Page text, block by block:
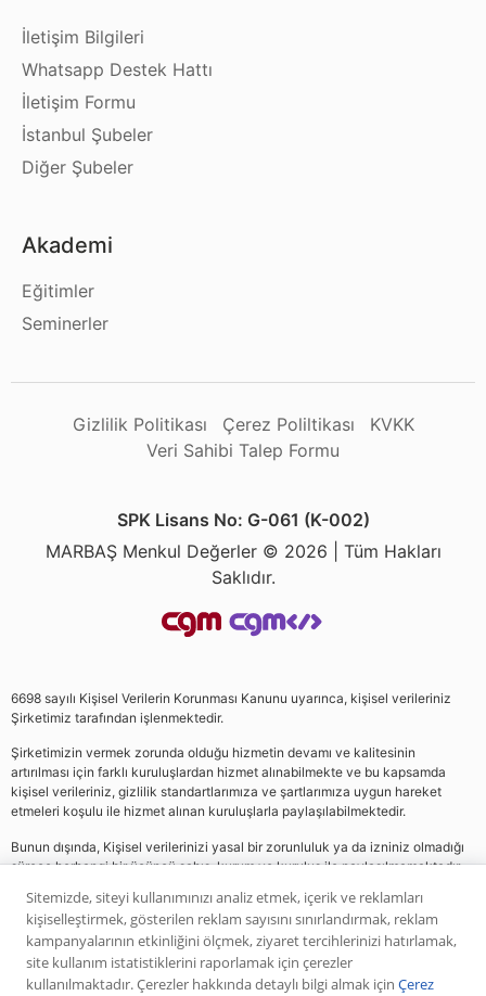
İletişim Bilgileri
Whatsapp Destek Hattı
İletişim Formu
İstanbul Şubeler
Diğer Şubeler
Akademi
Eğitimler
Seminerler
Gizlilik Politikası Çerez Poliltikası
KVKK
Veri Sahibi Talep Formu
SPK Lisans No: G-061 (K-002)
MARBAŞ Menkul Değerler © 2026 | Tüm Hakları
Saklıdır.
6698 sayılı Kişisel Verilerin Korunması Kanunu uyarınca, kişisel verileriniz
Şirketimiz tarafından işlenmektedir.
Şirketimizin vermek zorunda olduğu hizmetin devamı ve kalitesinin
artırılması için farklı kuruluşlardan hizmet alınabilmekte ve bu kapsamda
kişisel verileriniz, gizlilik standartlarımıza ve şartlarımıza uygun hareket
etmeleri koşulu ile hizmet alınan kuruluşlarla paylaşılabilmektedir.
Bunun dışında, Kişisel verilerinizi yasal bir zorunluluk ya da izniniz olmadığı
sürece herhangi bir üçüncü şahıs, kurum ve kuruluş ile paylaşılmamaktadır.
Web sitemizde yer alan analiz, yorum ve tavsiyeler yatırım danışmanlığı
kapsamında değildir. Bu tavsiyeler genel nitelikte olup, özel olarak sizin mali
durumunuz ile risk ve getiri tercihlerinize uygun olarak hazırlanmamıştır. Bu
Sitemizde, siteyi kullanımınızı analiz etmek, içerik ve reklamları
kişiselleştirmek, gösterilen reklam sayısını sınırlandırmak, reklam
kampanyalarının etkinliğini ölçmek, ziyaret tercihlerinizi hatırlamak,
site kullanım istatistiklerini raporlamak için çerezler
kullanılmaktadır. Çerezler hakkında detaylı bilgi almak için Çerez